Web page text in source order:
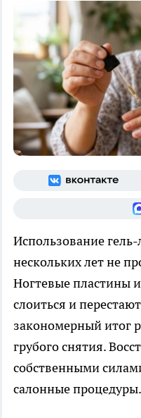
Использование
нескольких лет не
Ногтевые пластины
слоиться и
закономерный итог
грубого снятия.
собственными
салонные процедуры.